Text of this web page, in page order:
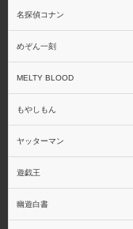
回天堂
キャラアニ
名探偵コナン
めぞん一刻
MELTY BLOOD
もやしもん
ヤッターマン
遊戯王
幽遊白書